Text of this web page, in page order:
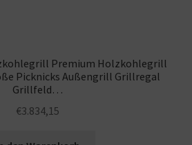
Premium Holzkohlegrill
Picknicks Außengrill Grillregal
Grillfeld…
€3.834,15